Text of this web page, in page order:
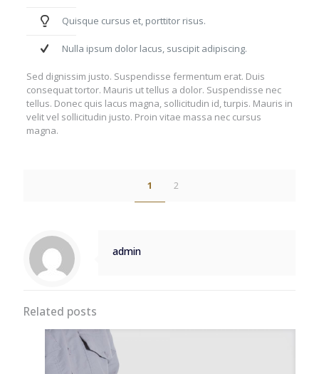
Quisque cursus et, porttitor risus.
Nulla ipsum dolor lacus, suscipit adipiscing.
Sed dignissim justo. Suspendisse fermentum erat. Duis
consequat tortor. Mauris ut tellus a dolor. Suspendisse nec
tellus. Donec quis lacus magna, sollicitudin id, turpis. Mauris in
velit vel sollicitudin justo. Proin vitae massa nec cursus
magna.
1 2
admin
Related posts